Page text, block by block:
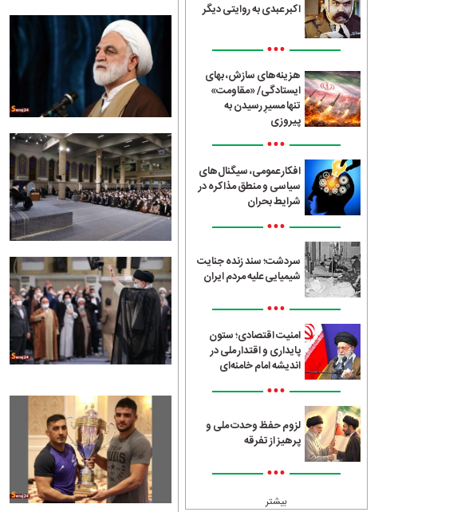
اکبر عبدی به روایتی دیگر
•••
هزینه‌های سازش، بهای
ایستادگی/ «مقاومت»
تنها مسیرِ رسیدن به
پیروزی
•••
افکار عمومی، سیگنال‌های
سیاسی و منطق مذاکره در
شرایط بحران
•••
سردشت؛ سند زنده جنایت
شیمیایی علیه مردم ایران
•••
امنیت اقتصادی؛ ستون
پایداری و اقتدار ملی در
اندیشه امام خامنه‌ای
•••
لزوم حفظ وحدت ملی و
پرهیز از تفرقه
•••
بیشتر